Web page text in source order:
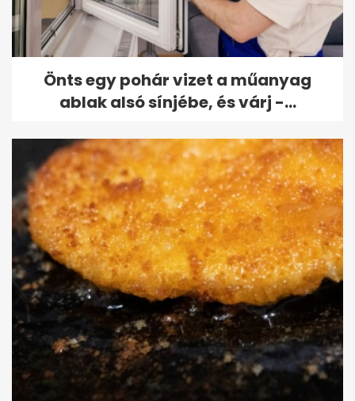
Önts egy pohár vizet a műanyag
ablak alsó sínjébe, és várj -...